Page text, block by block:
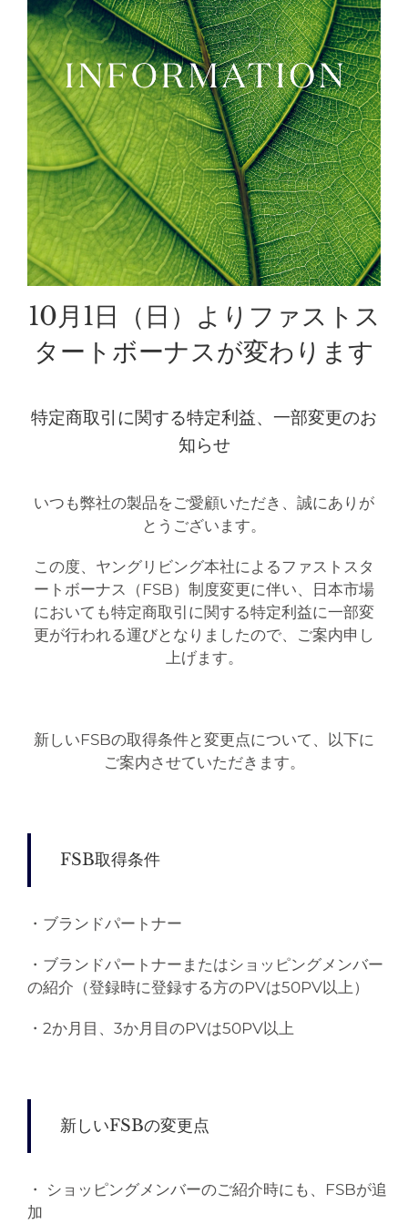
10月1日（日）よりファストス
タートボーナスが変わります
特定商取引に関する特定利益、 一部変更のお
知らせ
いつも弊社の製品をご愛顧いただき、誠にありが
とうございます。
この度、ヤングリビング本社によるファストスタ
ートボーナス（FSB）制度変更に伴い、 日本市場
においても特定商取引に関する特定利益に一部変
更が行われる運びとなりましたので、ご案内申し
上げます。
新しいFSBの取得条件と変更点について、以下に
ご案内させていただきます。
FSB取得条件
・ブランドパートナー
・ブランドパートナーまたはショッピングメンバー
の紹介 （登録時に登録する方のPVは50PV以上 ）
・ 2か月目、 3か月目のPVは50PV以上
新しいFSBの変更点
・ ショッピングメンバーのご紹介時にも、 FSBが追
加